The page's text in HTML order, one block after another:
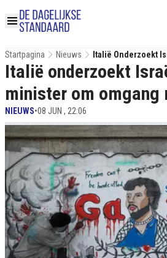
Startpagina Nieuws
Italië Onderzoekt
Omgang Met Flotilla
Italië onderzoekt
minister om
NIEUWS•08 JUN , 22:06